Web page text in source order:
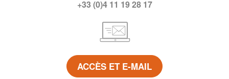
+33 (0)4 11 19 28 17
ACCÈS ET E-MAIL